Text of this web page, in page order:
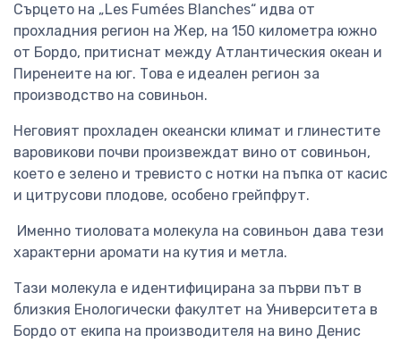
Сърцето на „Les Fumées Blanches“ идва от
прохладния регион на Жер, на 150 километра южно
от Бордо, притиснат между Атлантическия океан и
Пиренеите на юг. Това е идеален регион за
производство на совиньон.
Неговият прохладен океански климат и глинестите
варовикови почви произвеждат вино от совиньон,
което е зелено и тревисто с нотки на пъпка от касис
и цитрусови плодове, особено грейпфрут.
Именно тиоловата молекула на совиньон дава тези
характерни аромати на кутия и метла.
Тази молекула е идентифицирана за първи път в
близкия Енологически факултет на Университета в
Бордо от екипа на производителя на вино Денис